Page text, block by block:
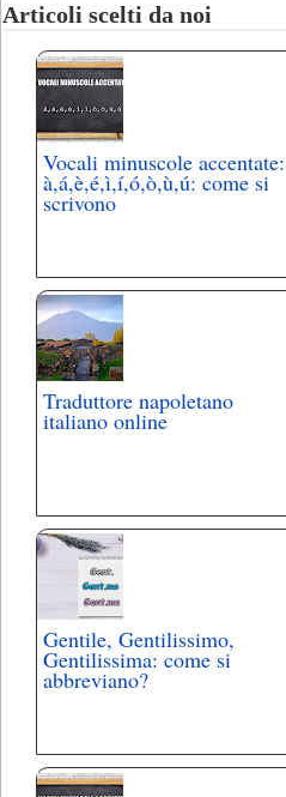
Articoli scelti da noi
Vocali minuscole accentate:
à,á,è,é,ì,í,ó,ò,ù,ú: come si
scrivono
Traduttore napoletano
italiano online
Gentile, Gentilissimo,
Gentilissima: come si
abbreviano?